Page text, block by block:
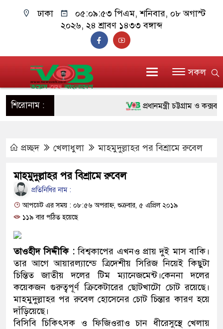
ঢাকা ০৫:০৯:৫৪ পিএম, শনিবার, ০৮ অগাস্ট
২০২৬, ২৪ শ্রাবণ ১৪৩৩ বঙ্গাব্দ
সকল
শিরোনাম : প্রধানমন্ত্রী চট্টগ্রাম ও
রিকশা
ফ্যাসিবাদবিরোধী আন্দোলনে
মাননীয় প্রধানমন্ত্রী, মন্ত্রীবর্গ
সিল-স্বাক্ষর জালিয়াতি চক্রের পাঁচ
উদ্ধার
প্রচ্ছদ খেলাধুলা মাহমুদুল্লাহর পর বিশ্রামে রুবেল
মাহমুদুল্লাহর পর বিশ্রামে রুবেল
প্রতিনিধির নাম :
আপডেট এর সময় : ০৮:৫৬ অপরাহ্ন, শুক্রবার, ৫ এপ্রিল ২০১৯
১১৯ বার পঠিত হয়েছে
তাওহীদ সিদ্দীকি :বিশ্বকাপের এখনও প্রায় দুই মাস বাকি।
তার আগে আয়ারল্যান্ডে ত্রিদেশীয় সিরিজ নিয়েই কিছুটা
চিন্তিত জাতীয় দলের টিম ম্যানেজমেন্ট।কেননা দলের
কয়েকজন গুরুত্বপূর্ণ ক্রিকেটারের ছোটখাটো চোট রয়েছে।
মাহমুদুল্লাহর পর রুবেল হোসেনের চোট চিন্তার কারণ হয়ে
দাঁড়িয়েছে।
বিসিবি চিকিৎসক ও ফিজিওরাও চান ধীরেসুস্থে খেলায়